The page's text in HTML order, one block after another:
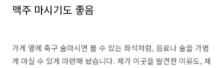
맥주 마시기도 좋음
가게 옆에 축구 술마시면 볼 수 있는 좌석처럼, 음료나 술을 가볍
게 마실 수 있게 마련해 놨습니다. 제가 이곳을 발견한 이유도, 제